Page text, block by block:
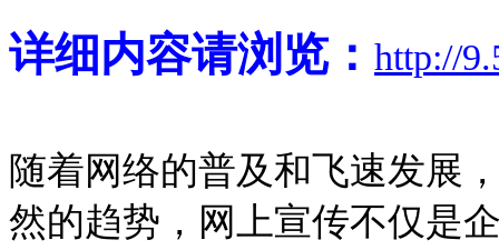
详细内容请浏览： http://
随着网络的普及和飞速发展
然的趋势，网上宣传不仅是